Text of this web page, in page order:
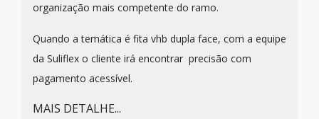
organização mais competente do ramo.
Quando a temática é fita vhb dupla face, com a equipe
da Suliflex o cliente irá encontrar precisão com
pagamento acessível.
MAIS DETALHE...